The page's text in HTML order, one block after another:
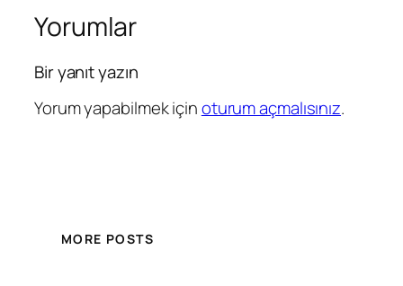
Yorumlar
Bir yanıt yazın
Yorum yapabilmek içinoturum açmalısınız.
MORE POSTS